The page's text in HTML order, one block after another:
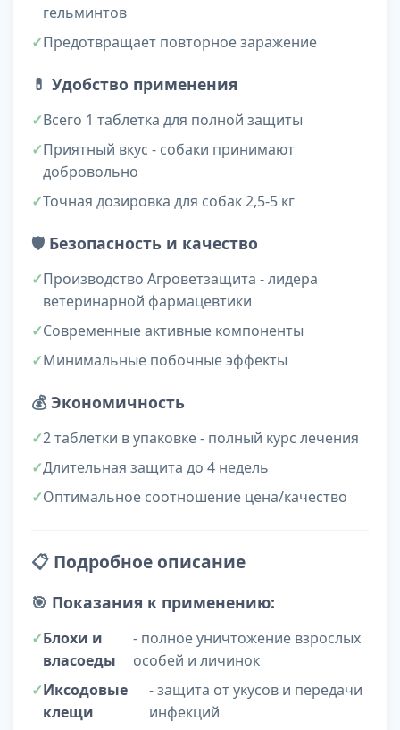
гельминтов
Предотвращает повторное заражение
💊 Удобство применения
Всего 1 таблетка для полной защиты
Приятный вкус - собаки принимают
добровольно
Точная дозировка для собак 2,5-5 кг
🛡️ Безопасность и качество
Производство Агроветзащита - лидера
ветеринарной фармацевтики
Современные активные компоненты
Минимальные побочные эффекты
💰 Экономичность
2 таблетки в упаковке - полный курс лечения
Длительная защита до 4 недель
Оптимальное соотношение цена/качество
📋 Подробное описание
🎯 Показания к применению:
Блохи и
власоеды
- полное уничтожение взрослых
особей и личинок
Иксодовые
клещи
- защита от укусов и передачи
инфекций